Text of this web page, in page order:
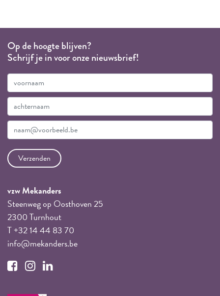
Op de hoogte blijven?
Schrijf je in voor onze nieuwsbrief!
vzw Mekanders
Steenweg op Oosthoven 25
2300 Turnhout
T +32 14 44 83 70
info@mekanders.be